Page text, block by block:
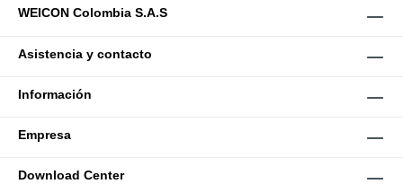
WEICON Colombia S.A.S
Asistencia y contacto
Información
Empresa
Download Center